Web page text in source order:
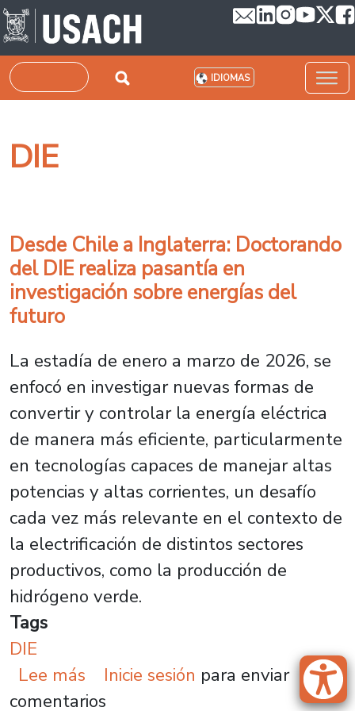
Pasar al contenido principal
Buscar IDIOMAS
DIE
Desde Chile a Inglaterra: Doctorando
del DIE realiza pasantía en
investigación sobre energías del
futuro
La estadía de enero a marzo de 2026, se
enfocó en investigar nuevas formas de
convertir y controlar la energía eléctrica
de manera más eficiente, particularmente
en tecnologías capaces de manejar altas
potencias y altas corrientes, un desafío
cada vez más relevante en el contexto de
la electrificación de distintos sectores
productivos, como la producción de
hidrógeno verde.
Tags
DIE
Lee más sobre Desde Chile a Inglaterra:
Inicie sesión para enviar
comentarios